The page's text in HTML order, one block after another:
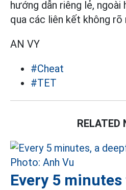
hướng dẫn riêng lẻ,
qua các liên kết không rõ
AN VY
#Cheat
#TET
RELATED
Every 5